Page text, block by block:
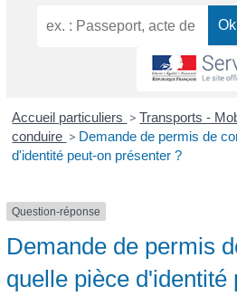
Accueil particuliers > Transports -
conduire > Demande de permis de
d'identité peut-on présenter ?
Question-réponse
Demande de permis
quelle pièce d'identité